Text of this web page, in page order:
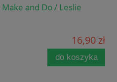
and Do / Leslie
16,90 zł
do koszyka